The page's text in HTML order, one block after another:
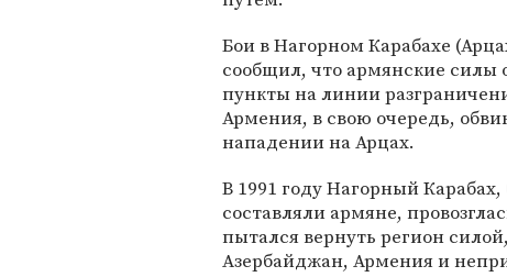
Бои в Нагорном Карабахе
сообщил, что армянские силы
пункты на линии
Армения, в свою очередь,
нападении на Арцах.
В 1991 году Нагорный
составляли армяне,
пытался вернуть регион
Азербайджан, Армения и